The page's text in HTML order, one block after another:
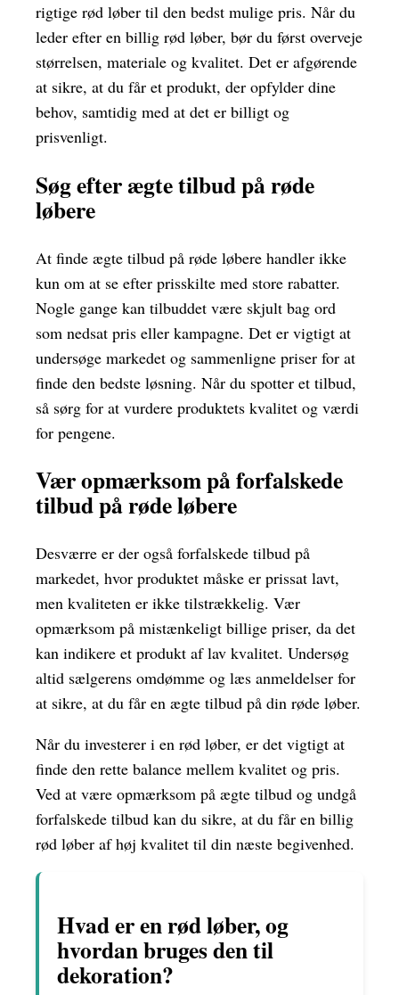
rigtige rød løber til den bedst mulige pris. Når du
leder efter en billig rød løber, bør du først overveje
størrelsen, materiale og kvalitet. Det er afgørende
at sikre, at du får et produkt, der opfylder dine
behov, samtidig med at det er billigt og
prisvenligt.
Søg efter ægte tilbud på røde
løbere
At finde ægte tilbud på røde løbere handler ikke
kun om at se efter prisskilte med store rabatter.
Nogle gange kan tilbuddet være skjult bag ord
som nedsat pris eller kampagne. Det er vigtigt at
undersøge markedet og sammenligne priser for at
finde den bedste løsning. Når du spotter et tilbud,
så sørg for at vurdere produktets kvalitet og værdi
for pengene.
Vær opmærksom på forfalskede
tilbud på røde løbere
Desværre er der også forfalskede tilbud på
markedet, hvor produktet måske er prissat lavt,
men kvaliteten er ikke tilstrækkelig. Vær
opmærksom på mistænkeligt billige priser, da det
kan indikere et produkt af lav kvalitet. Undersøg
altid sælgerens omdømme og læs anmeldelser for
at sikre, at du får en ægte tilbud på din røde løber.
Når du investerer i en rød løber, er det vigtigt at
finde den rette balance mellem kvalitet og pris.
Ved at være opmærksom på ægte tilbud og undgå
forfalskede tilbud kan du sikre, at du får en billig
rød løber af høj kvalitet til din næste begivenhed.
Hvad er en rød løber, og
hvordan bruges den til
dekoration?